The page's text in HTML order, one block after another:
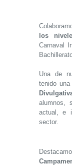
los
Carnaval
Una de
tenido
alumnos,
actual, e
sector.